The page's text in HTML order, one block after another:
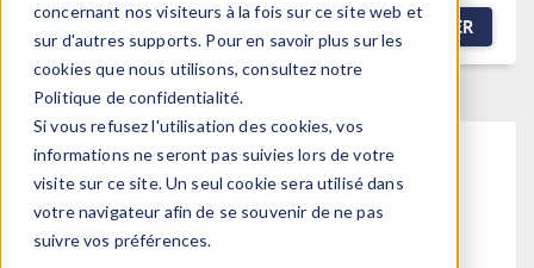
concernant nos visiteurs à la fois sur ce site web et
sur d'autres supports. Pour en savoir plus sur les
cookies que nous utilisons, consultez notre
Politique de confidentialité.
Si vous refusez l'utilisation des cookies, vos
informations ne seront pas suivies lors de votre
visite sur ce site. Un seul cookie sera utilisé dans
votre navigateur afin de se souvenir de ne pas
suivre vos préférences.
FILTRER
This forum post cannot be
viewed